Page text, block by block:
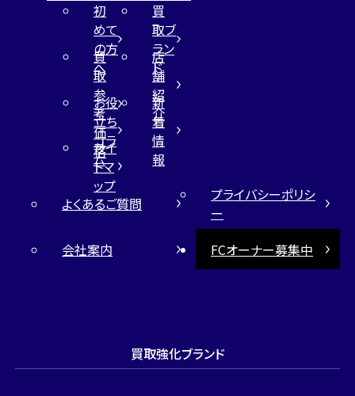
初
めて
の方
へ
買
取ブ
ラン
ド
買
取
参
考
価
格
店
舗
紹
介
お役
立ち
コラ
ム
新
着
情
報
サイ
トマ
ップ
よくあるご質問
プライバシーポリシ
ー
会社案内
FCオーナー募集中
買取強化ブランド